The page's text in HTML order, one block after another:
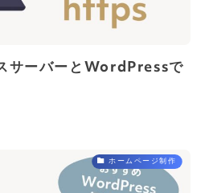
サーバーとWordPressで
ホームページ制作